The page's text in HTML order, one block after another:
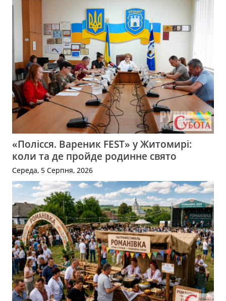
«Полісся. Вареник FEST» у Житомирі:
коли та де пройде родинне свято
Середа, 5 Серпня, 2026